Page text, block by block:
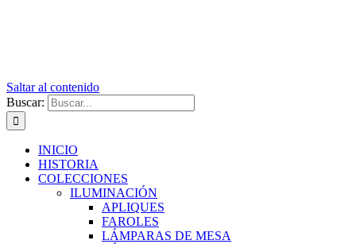
Saltar al contenido
Buscar:
INICIO
HISTORIA
COLECCIONES
ILUMINACIÓN
APLIQUES
FAROLES
LÁMPARAS DE MESA